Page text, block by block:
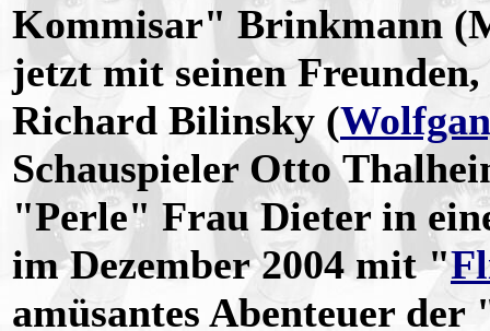
Kommisar" Brinkmann
jetzt mit seinen
Richard Bilinsky (
Schauspieler Otto
"Perle" Frau Dieter in
im Dezember 2004 mit "
amüsantes Abenteuer